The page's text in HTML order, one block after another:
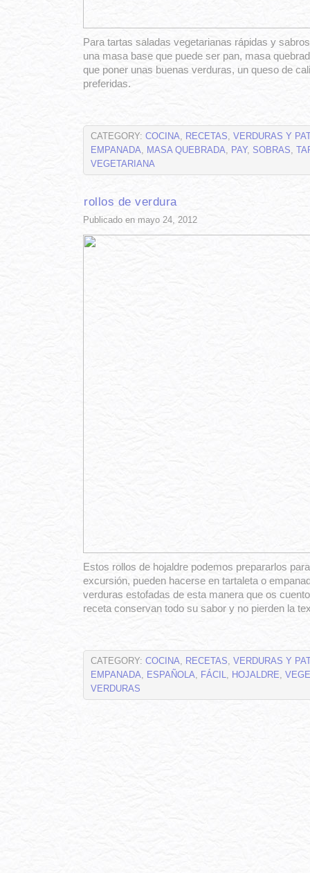
Para tartas saladas vegetarianas rápidas y
una masa base que puede ser pan, masa
que poner unas buenas verduras, un queso de
preferidas.
CATEGORY: COCINA, RECETAS, VERDURAS Y
EMPANADA, MASA QUEBRADA, PAY, SOBRAS,
VEGETARIANA
rollos de verdura
Publicado en mayo 24, 2012
Estos rollos de hojaldre podemos prepararlos
excursión, pueden hacerse en tartaleta o
verduras estofadas de esta manera que os
receta conservan todo su sabor y no pierden la
CATEGORY: COCINA, RECETAS, VERDURAS Y
EMPANADA, ESPAÑOLA, FÁCIL, HOJALDRE,
VERDURAS